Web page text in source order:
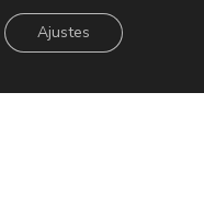
Ajustes